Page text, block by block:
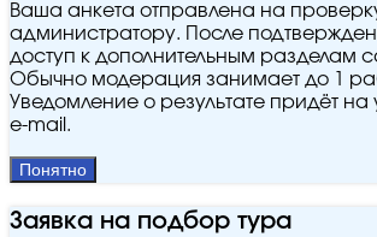
Ваша анкета отправлена на
администратору. После
доступ к дополнительным разделам
Обычно модерация занимает до 1
Уведомление о результате придёт на
e‑mail.
Понятно
Заявка на подбор тура